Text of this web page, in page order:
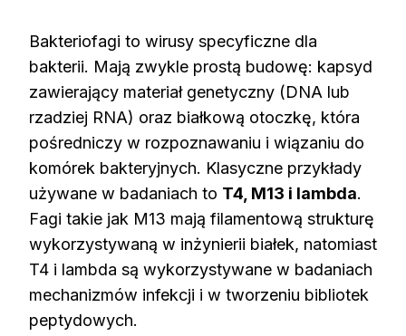
Bakteriofagi to wirusy specyficzne dla
bakterii. Mają zwykle prostą budowę: kapsyd
zawierający materiał genetyczny (DNA lub
rzadziej RNA) oraz białkową otoczkę, która
pośredniczy w rozpoznawaniu i wiązaniu do
komórek bakteryjnych. Klasyczne przykłady
używane w badaniach to T4, M13 i lambda.
Fagi takie jak M13 mają filamentową strukturę
wykorzystywaną w inżynierii białek, natomiast
T4 i lambda są wykorzystywane w badaniach
mechanizmów infekcji i w tworzeniu bibliotek
peptydowych.